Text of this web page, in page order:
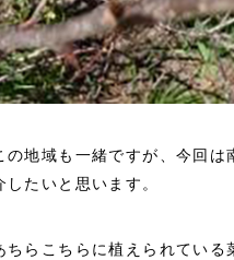
地域も一緒ですが、今回
たいと思います。
ちらこちらに植えられてい